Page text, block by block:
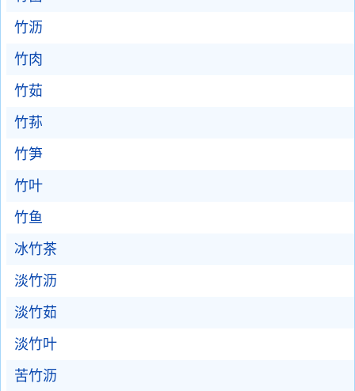
竹沥
竹肉
竹茹
竹荪
竹笋
竹叶
竹鱼
冰竹茶
淡竹沥
淡竹茹
淡竹叶
苦竹沥